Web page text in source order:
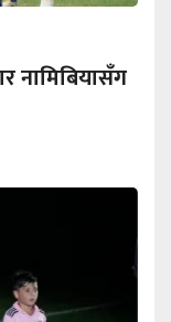
नामिबियासँग